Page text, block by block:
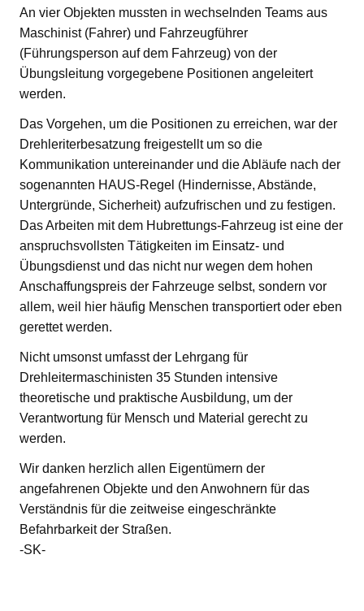
An vier Objekten mussten in wechselnden Teams aus
Maschinist (Fahrer) und Fahrzeugführer
(Führungsperson auf dem Fahrzeug) von der
Übungsleitung vorgegebene Positionen angeleitert
werden.
Das Vorgehen, um die Positionen zu erreichen, war der
Drehleriterbesatzung freigestellt um so die
Kommunikation untereinander und die Abläufe nach der
sogenannten HAUS-Regel (Hindernisse, Abstände,
Untergründe, Sicherheit) aufzufrischen und zu festigen.
Das Arbeiten mit dem Hubrettungs-Fahrzeug ist eine der
anspruchsvollsten Tätigkeiten im Einsatz- und
Übungsdienst und das nicht nur wegen dem hohen
Anschaffungspreis der Fahrzeuge selbst, sondern vor
allem, weil hier häufig Menschen transportiert oder eben
gerettet werden.
Nicht umsonst umfasst der Lehrgang für
Drehleitermaschinisten 35 Stunden intensive
theoretische und praktische Ausbildung, um der
Verantwortung für Mensch und Material gerecht zu
werden.
Wir danken herzlich allen Eigentümern der
angefahrenen Objekte und den Anwohnern für das
Verständnis für die zeitweise eingeschränkte
Befahrbarkeit der Straßen.
-SK-